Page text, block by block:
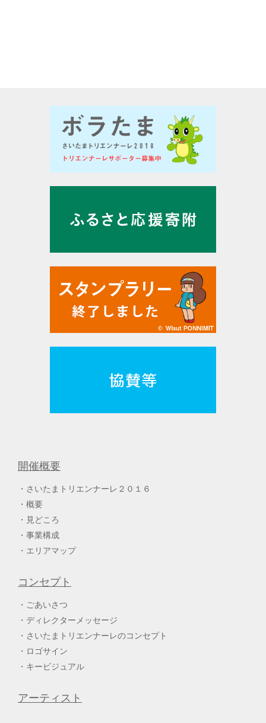
開催概要
さいたまトリエンナーレ２０１６
概要
見どころ
事業構成
エリアマップ
コンセプト
ごあいさつ
ディレクターメッセージ
さいたまトリエンナーレのコンセプト
ロゴサイン
キービジュアル
アーティスト